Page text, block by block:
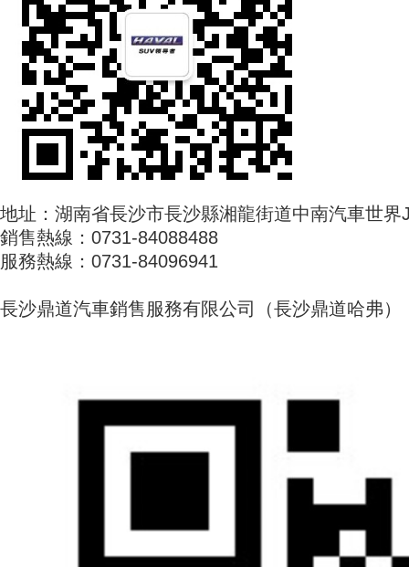
地址：湖南省長沙市長沙縣湘龍街道中南汽車世界
銷售熱線：0731-84088488
服務熱線：0731-84096941
長沙鼎道汽車銷售服務有限公司（長沙鼎道哈弗）